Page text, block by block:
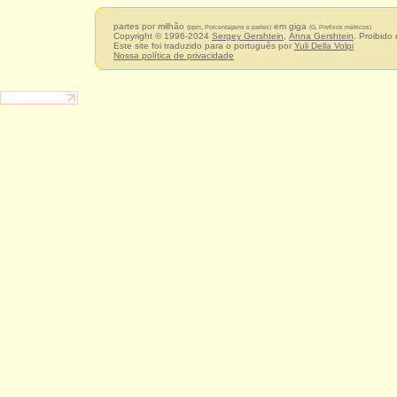
partes por milhão (ppm, Porcentagens e partes) em giga (G, Prefixos métricos)
Copyright © 1996-2024 Sergey Gershtein Anna Gershtein .
Este site foi traduzido para o português por Yuli Della Volpi
Nossa política de privacidade